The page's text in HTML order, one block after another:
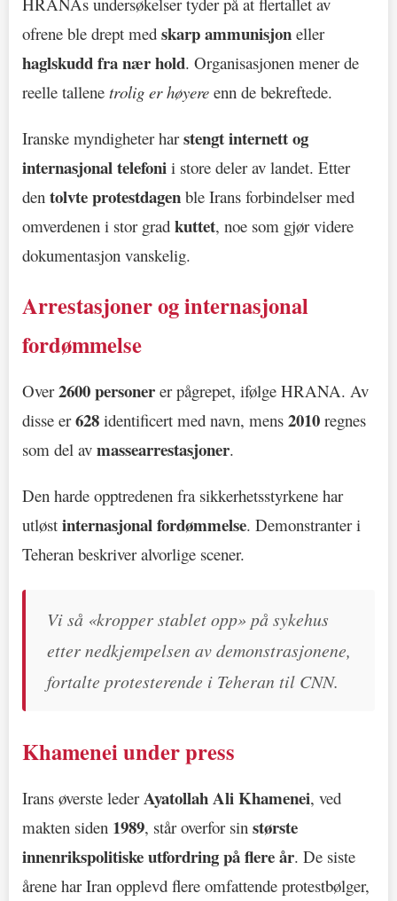
ofrene ble drept med skarp ammunisjon eller
haglskudd fra nær hold. Organisasjonen mener de
reelle tallene trolig er høyere enn de bekreftede.
Iranske myndigheter harstengt internett og
internasjonal telefoni i store deler av landet. Etter
den tolvte protestdagen ble Irans forbindelser med
omverdenen i stor grad kuttet, noe som gjør videre
dokumentasjon vanskelig.
Arrestasjoner og internasjonal
fordømmelse
Over2600 personer er pågrepet, ifølge HRANA. Av
disse er628 identificert med navn, mens 2010 regnes
som del av massearrestasjoner.
Den harde opptredenen fra sikkerhetsstyrkene har
utløst internasjonal fordømmelse. Demonstranter i
Teheran beskriver alvorlige scener.
Vi så «kropper stablet opp» på sykehus
etter nedkjempelsen av demonstrasjonene,
fortalte protesterende i Teheran til CNN.
Khamenei under press
Irans øverste lederAyatollah Ali Khamenei, ved
makten siden 1989, står overfor sin største
innenrikspolitiske utfordring på flere år. De siste
årene har Iran opplevd flere omfattende protestbølger,